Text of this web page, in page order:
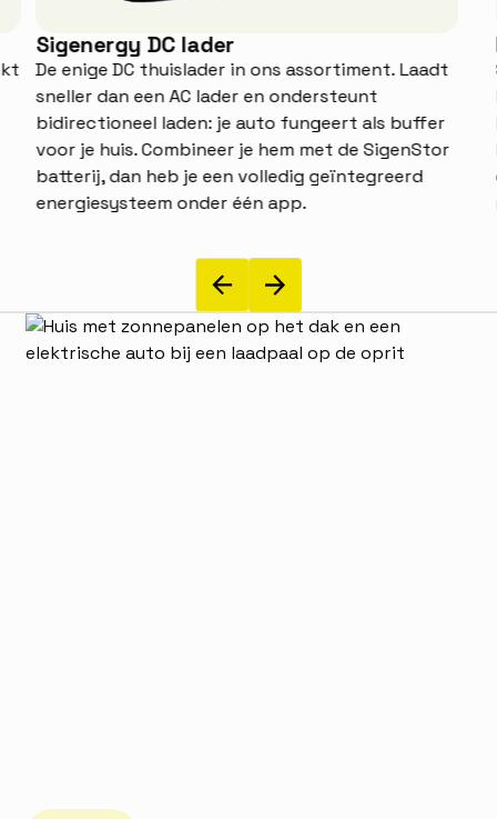
Sigenergy DC lader
De enige DC thuislader in ons assortiment. Laadt
sneller dan een AC lader en ondersteunt
bidirectioneel laden: je auto fungeert als buffer
voor je huis. Combineer je hem met de SigenStor
batterij, dan heb je een volledig geïntegreerd
energiesysteem onder één app.